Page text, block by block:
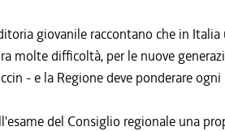
giovanile raccontano che in Italia
molte difficoltà, per le nuove
- e la Regione deve ponderare
del Consiglio regionale una